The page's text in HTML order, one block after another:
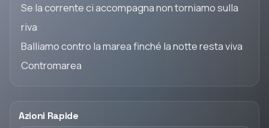
Azioni Rapide
Se la corrente ci accompagna non torniamo sulla
riva
Balliamo contro la marea finché la notte resta viva
Contromarea